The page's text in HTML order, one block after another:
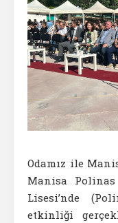
Odamız ile
Manisa
Lisesi’nde
etkinliği